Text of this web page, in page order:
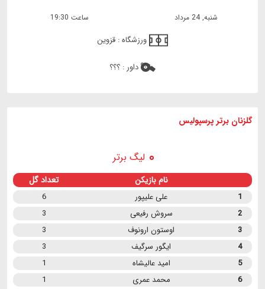
شنبه, 24 مرداد ساعت 19:30
ورزشگاه : قزوین
داور : ؟؟؟
گلزنان برتر پرسپولیس
لیگ برتر
نام بازیکن تعداد گل
1 علی علیپور
6
2
سروش رفیعی
3
3
اوستون ارونوف
3
4
ایگور سرگیف
3
5
امید عالیشاه
1
6
محمد عمری
1